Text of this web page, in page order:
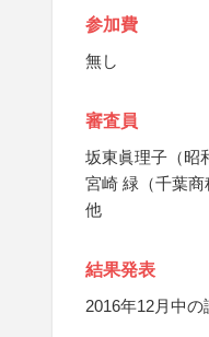
参加費
無し
審査員
坂東眞理子（昭
宮崎 緑（千葉商
他
結果発表
2016年12月中の